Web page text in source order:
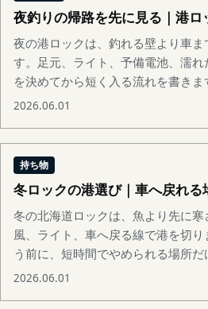
夜釣りの帰路を先に見る｜港ロ
夜の港ロックは、釣れる壁より車
す。足元、ライト、予備電池、濡
を決めてから短く入る流れを書きま
2026.06.01
持ち物
冬ロックの港選び｜車へ戻れる
冬の北海道ロックは、魚より先に
風、ライト、車へ戻る線で港を切
う前に、短時間でやめられる場所
2026.06.01